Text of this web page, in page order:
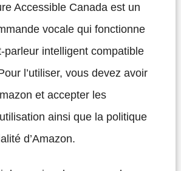
Accessible Canada est un
vocale qui fonctionne
parleur intelligent compatible
l’utiliser, vous devez avoir
et accepter les
ainsi que la politique
d’Amazon.